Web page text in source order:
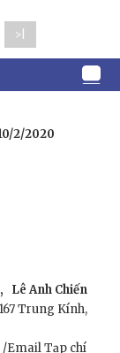
>|
2/2020
Lê Anh Chiến
Trung Kính,
/Email Tạp chí